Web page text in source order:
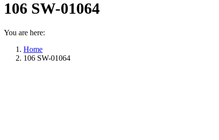
106 SW-01064
You are here:
Home
106 SW-01064